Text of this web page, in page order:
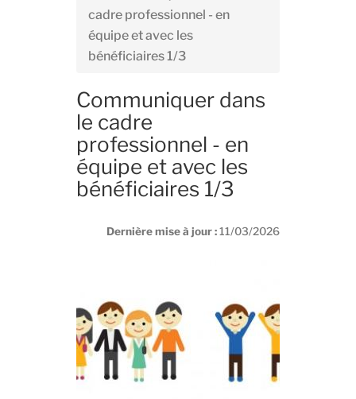
cadre professionnel - en
équipe et avec les
bénéficiaires 1/3
Communiquer dans
le cadre
professionnel - en
équipe et avec les
bénéficiaires 1/3
Dernière mise à jour :11/03/2026